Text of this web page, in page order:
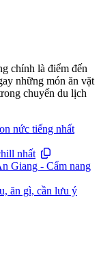
chính là điểm đến
những món ăn vặt
chuyến du lịch
nức tiếng nhất
nhất
Giang - Cẩm nang
ăn gì, cần lưu ý